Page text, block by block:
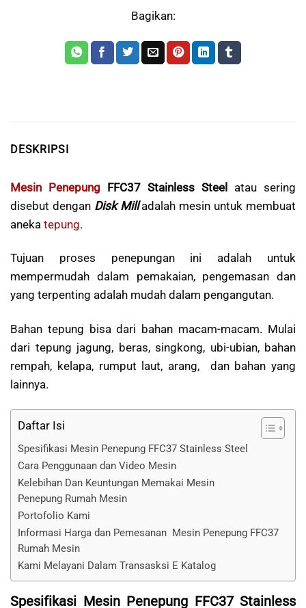
Bagikan:
DESKRIPSI
Mesin Penepung FFC37 Stainless Steel atau sering
disebut dengan Disk Milladalah mesin untuk membuat
aneka tepung.
Tujuan proses penepungan ini adalah untuk
mempermudah dalam pemakaian, pengemasan dan
yang terpenting adalah mudah dalam pengangutan.
Bahan tepung bisa dari bahan macam-macam. Mulai
dari tepung jagung, beras, singkong, ubi-ubian, bahan
rempah, kelapa, rumput laut, arang, dan bahan yang
lainnya.
Daftar Isi
Spesifikasi Mesin Penepung FFC37 Stainless Steel
Cara Penggunaan dan Video Mesin
Kelebihan Dan Keuntungan Memakai Mesin
Penepung Rumah Mesin
Portofolio Kami
Informasi Harga dan Pemesanan Mesin Penepung FFC37
Rumah Mesin
Kami Melayani Dalam Transasksi E Katalog
Spesifikasi Mesin Penepung FFC37 Stainless